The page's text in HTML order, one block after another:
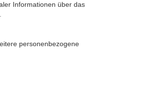
Informationen über das
personenbezogene